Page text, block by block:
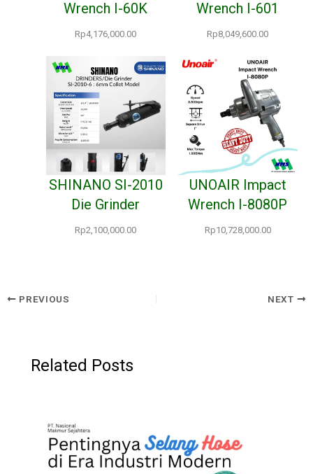
Wrench I-60K
Rp4,176,000.00
Wrench I-601
Rp8,049,600.00
SHINANO SI-2010
Die Grinder
Rp2,100,000.00
UNOAIR Impact
Wrench I-8080P
Rp10,728,000.00
PREVIOUS NEXT
Related Posts